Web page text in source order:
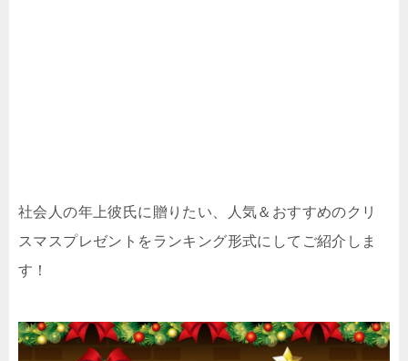
社会人の年上彼氏に贈りたい、人気＆おすすめのクリ
スマスプレゼントをランキング形式にしてご紹介しま
す！